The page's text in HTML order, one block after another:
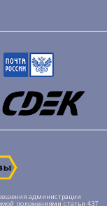
администрации
положениями статьи 437